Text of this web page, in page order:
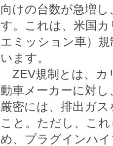
向けの台数が急増
す。これは、米国
エミッション車）
います。
ZEV規制とは、カ
動車メーカーに対し
厳密には、排出ガ
こと。ただし、こ
め、プラグインハ